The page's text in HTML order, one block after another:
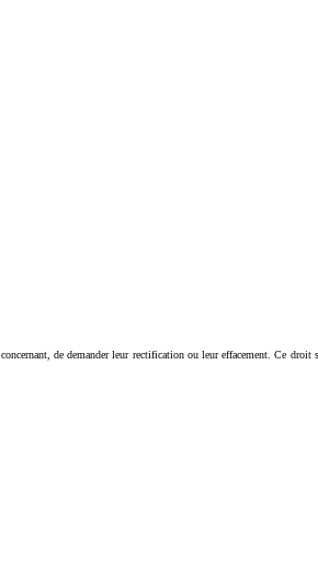
de demander leur rectification ou leur effacement. Ce droit